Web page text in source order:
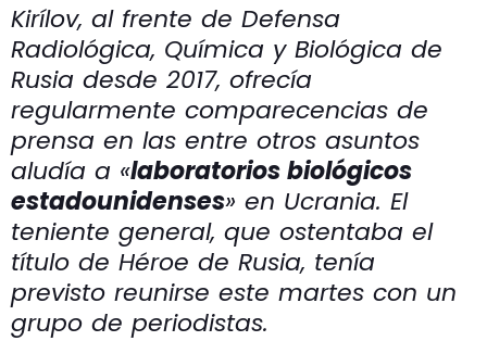
Kirílov, al frente de Defensa
Radiológica, Química y Biológica de
Rusia desde 2017, ofrecía
regularmente comparecencias de
prensa en las entre otros asuntos
aludía a «laboratorios biológicos
estadounidenses» en Ucrania. El
teniente general, que ostentaba el
título de Héroe de Rusia, tenía
previsto reunirse este martes con un
grupo de periodistas.